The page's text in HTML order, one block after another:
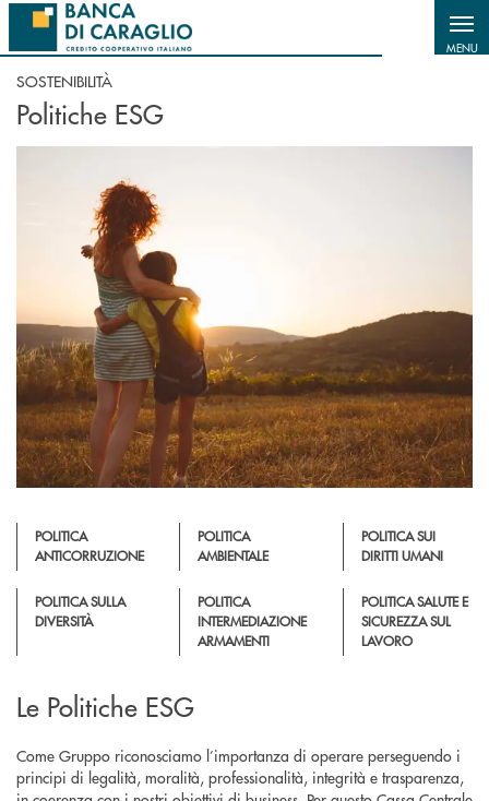
Salta al contenuto principale
MENU
SOSTENIBILITÀ
Politiche ESG
POLITICA
ANTICORRUZIONE
POLITICA
AMBIENTALE
POLITICA SUI
DIRITTI UMANI
POLITICA SULLA
DIVERSITÀ
POLITICA
INTERMEDIAZIONE
ARMAMENTI
POLITICA SALUTE E
SICUREZZA SUL
LAVORO
Le Politiche ESG
Come Gruppo riconosciamo l’importanza di operare perseguendo i
principi di legalità, moralità, professionalità, integrità e trasparenza,